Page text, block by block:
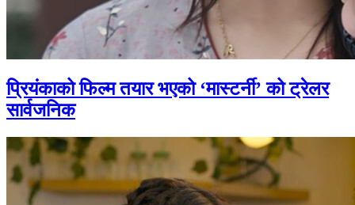
प्रियंकाको फिल्म तयार भएको ‘मास्टर्नी’ को ट्रेलर
सार्वजनिक